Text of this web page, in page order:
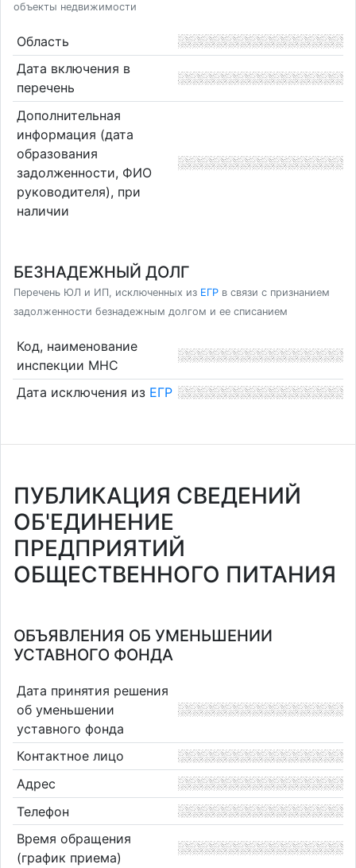
объекты недвижимости
Область
Дата включения в
перечень
Дополнительная
информация (дата
образования
задолженности, ФИО
руководителя), при
наличии
БЕЗНАДЕЖНЫЙ ДОЛГ
Перечень ЮЛ и ИП, исключенных из ЕГР в связи с признанием
задолженности безнадежным долгом и ее списанием
Код, наименование
инспекции МНС
Дата исключения из ЕГР
ПУБЛИКАЦИЯ СВЕДЕНИЙ
ОБ'ЕДИНЕНИЕ
ПРЕДПРИЯТИЙ
ОБЩЕСТВЕННОГО ПИТАНИЯ
ОБЪЯВЛЕНИЯ ОБ УМЕНЬШЕНИИ
УСТАВНОГО ФОНДА
Дата принятия решения
об уменьшении
уставного фонда
Контактное лицо
Адрес
Телефон
Время обращения
(график приема)